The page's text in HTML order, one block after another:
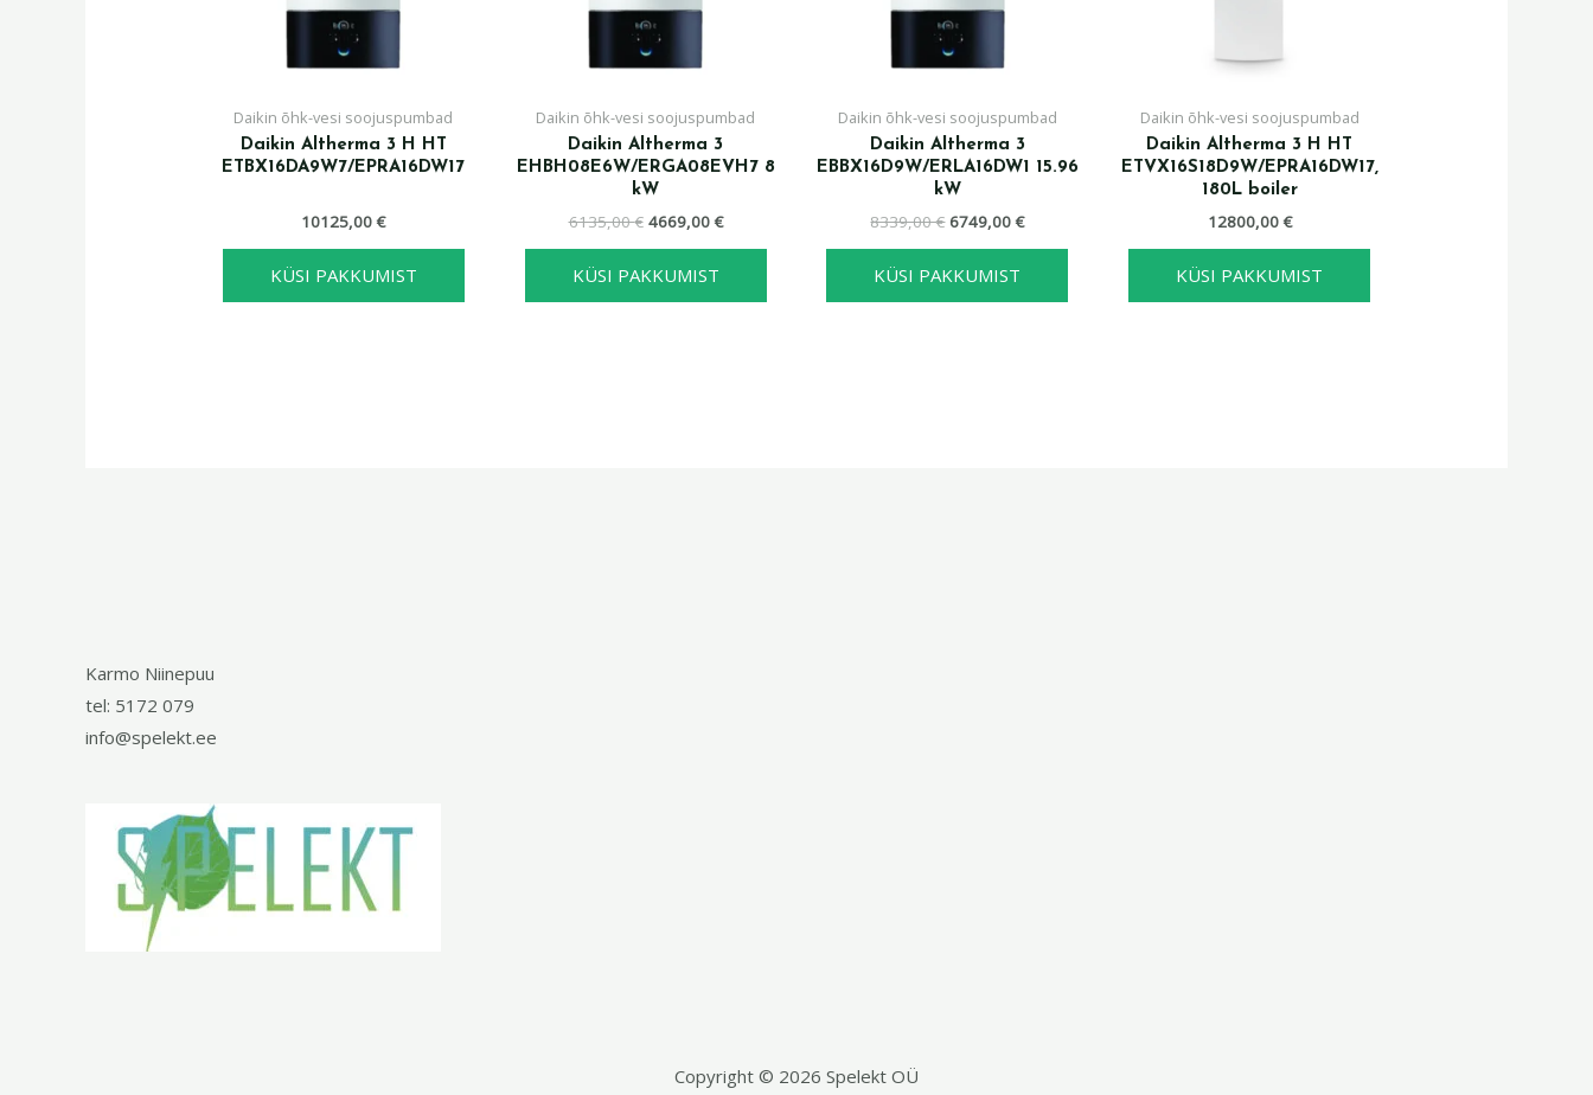
Daikin õhk-vesi soojuspumbad
Daikin Altherma 3 H HT
ETBX16DA9W7/EPRA16DW17
10125,00€
KÜSI PAKKUMIST
Daikin õhk-vesi soojuspumbad
Daikin Altherma 3
EHBH08E6W/ERGA08EVH7 8
kW
6135,00€ 4669,00€
KÜSI PAKKUMIST
Daikin õhk-vesi soojuspumbad
Daikin Altherma 3
EBBX16D9W/ERLA16DW1 15.96
kW
8339,00€ 6749,00€
KÜSI PAKKUMIST
Daikin õhk-vesi soojuspumbad
Daikin Altherma 3 H HT
ETVX16S18D9W/EPRA16DW17,
180L boiler
12800,00€
KÜSI PAKKUMIST
Karmo Niinepuu
tel: 5172 079
info@spelekt.ee
Copyright © 2026 Spelekt OÜ